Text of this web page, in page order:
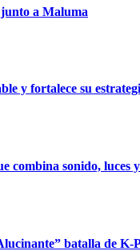
a Maluma
y fortalece su
combina sonido, luces
batalla de